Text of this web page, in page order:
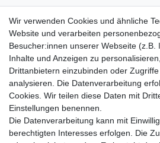
Wir verwenden Cookies und ähnliche
Website und verarbeiten
Besucher:innen unserer Webseite (z.B.
Inhalte und Anzeigen zu
Drittanbietern einzubinden oder
analysieren. Die Datenverarbeitung
Cookies. Wir teilen diese Daten mit
Einstellungen benennen.
Die Datenverarbeitung kann mit
berechtigten Interesses erfolgen. Die
Service
Zahlungarten
Versandkosten
Batterierücknahmeverordnung
Kostenloser Newsletter